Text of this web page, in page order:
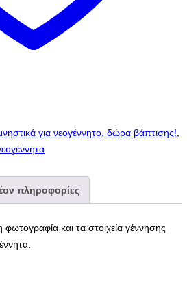
για νεογέννητο, δώρα βάπτισης!
πληροφορίες
φωτογραφία και τα στοιχεία γέννησης